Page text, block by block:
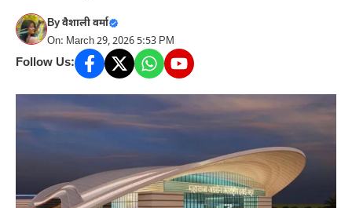
Byवैशाली वर्मा
On: March 29, 2026 5:53 PM
Follow Us: